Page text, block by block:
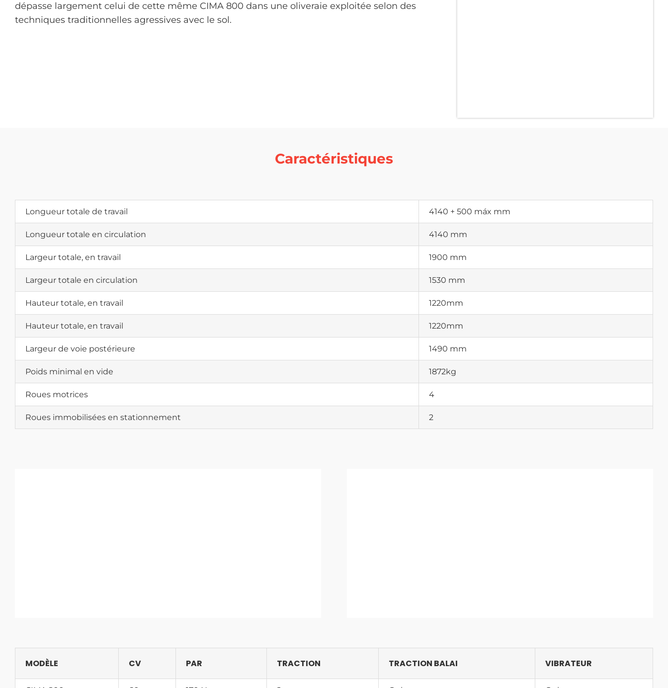
dépasse largement celui de cette même CIMA 800 dans une oliveraie exploitée selon des
techniques traditionnelles agressives avec le sol.
Caractéristiques
Longueur totale de travail 4140 + 500 máx mm
Longueur totale en circulation 4140 mm
Largeur totale, en travail 1900 mm
Largeur totale en circulation 1530 mm
Hauteur totale, en travail 1220mm
Hauteur totale, en travail 1220mm
Largeur de voie postérieure 1490 mm
Poids minimal en vide 1872kg
Roues motrices 4
Roues immobilisées en stationnement 2
MODÈLE CV PAR TRACTION TRACTION BALAI VIBRATEUR